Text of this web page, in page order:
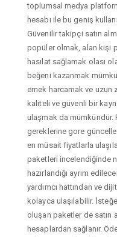
toplumsal medya
hesabı ile bu geniş
Güvenilir takipçi satın
popüler olmak, alan kişi
hasılat sağlamak olası
beğeni kazanmak
emek harcamak ve uzun
kaliteli ve güvenli bir
ulaşmak da mümkündür.
gereklerine gore
en müsait fiyatlarla
paketleri incelendiğinde
hazırlandığı ayrım
yardımcı hattından ve
kolayca ulaşılabilir.
oluşan paketler de satın
hesaplardan sağlanır.